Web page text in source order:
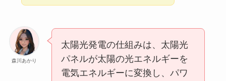
森川あかり
太陽光発電の仕組みは、太陽光
パネルが太陽の光エネルギーを
電気エネルギーに変換し、パワ